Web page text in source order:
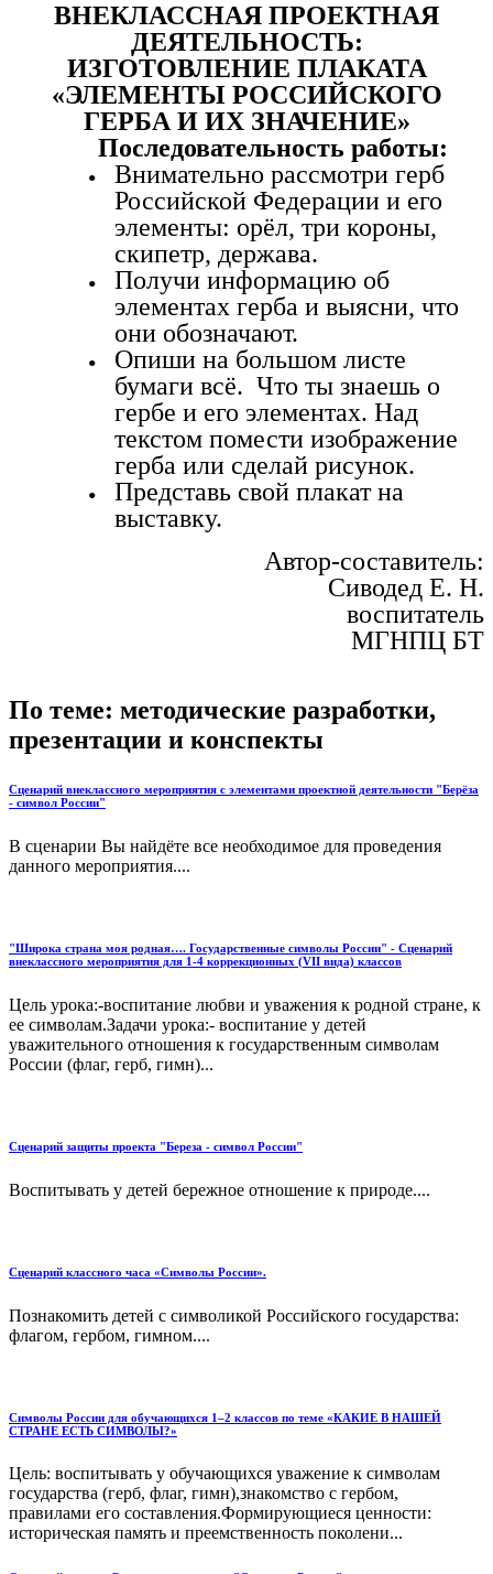
ВНЕКЛАССНАЯ ПРОЕКТНАЯ
ДЕЯТЕЛЬНОСТЬ:
ИЗГОТОВЛЕНИЕ ПЛАКАТА
«ЭЛЕМЕНТЫ РОССИЙСКОГО
ГЕРБА И ИХ ЗНАЧЕНИЕ»
Последовательность работы:
Внимательно рассмотри герб
Российской Федерации и его
элементы: орёл, три короны,
скипетр, держава.
Получи информацию об
элементах герба и выясни, что
они обозначают.
Опиши на большом листе
бумаги всё. Что ты знаешь о
гербе и его элементах. Над
текстом помести изображение
герба или сделай рисунок.
Представь свой плакат на
выставку.
Автор-составитель:
Сиводед Е. Н.
воспитатель
МГНПЦ БТ
По теме: методические разработки,
презентации и конспекты
Сценарий внеклассного мероприятия с элементами проектной деятельности "Берёза
- символ России"
В сценарии Вы найдёте все необходимое для проведения
данного мероприятия....
"Широка страна моя родная…. Государственные символы России" - Сценарий
внеклассного мероприятия для 1-4 коррекционных (VII вида) классов
Цель урока:-воспитание любви и уважения к родной стране, к
ее символам.Задачи урока:- воспитание у детей
уважительного отношения к государственным символам
России (флаг, герб, гимн)...
Сценарий защиты проекта "Береза - символ России"
Воспитывать у детей бережное отношение к природе....
Сценарий классного часа «Символы России».
Познакомить детей с символикой Российского государства:
флагом, гербом, гимном....
Символы России для обучающихся 1–2 классов по теме «КАКИЕ В НАШЕЙ
СТРАНЕ ЕСТЬ СИМВОЛЫ?»
Цель: воспитывать у обучающихся уважение к символам
государства (герб, флаг, гимн),знакомство с гербом,
правилами его составления.Формирующиеся ценности:
историческая память и преемственность поколени...